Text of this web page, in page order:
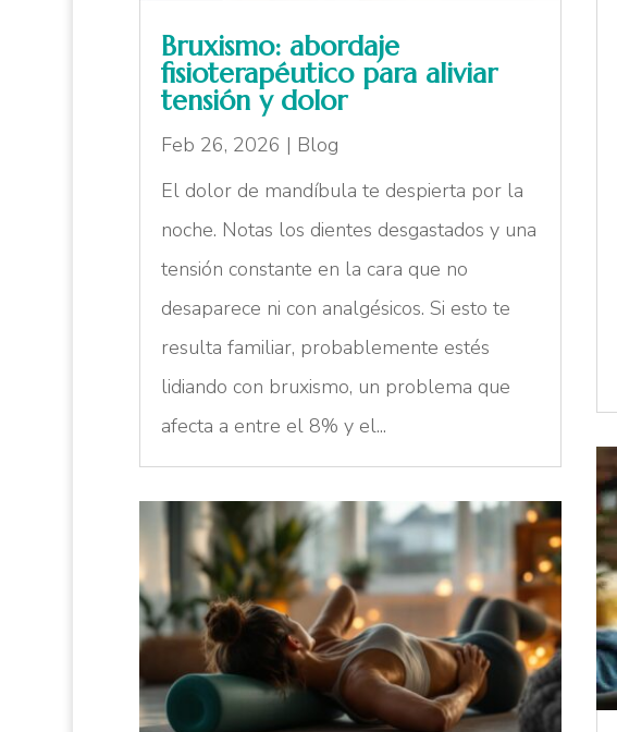
Bruxismo: abordaje
fisioterapéutico para aliviar
tensión y dolor
Feb 26, 2026 | Blog
El dolor de mandíbula te despierta por la
noche. Notas los dientes desgastados y una
tensión constante en la cara que no
desaparece ni con analgésicos. Si esto te
resulta familiar, probablemente estés
lidiando con bruxismo, un problema que
afecta a entre el 8% y el...